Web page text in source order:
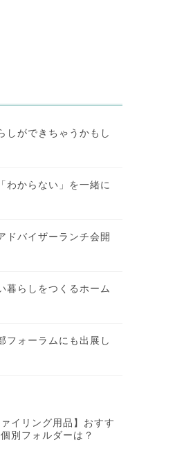
しができちゃうかもし
わからない」を一緒に
ドバイザーランチ会開
暮らしをつくるホーム
フォーラムにも出展し
ァイリング用品】おすす
別フォルダーは？